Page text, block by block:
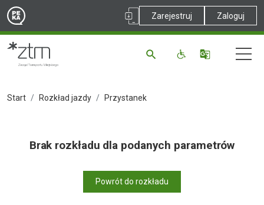
Zarejestruj Zaloguj
Start Rozkład jazdy Przystanek
Brak rozkładu dla podanych parametrów
Powrót do rozkładu